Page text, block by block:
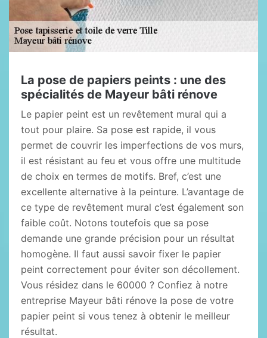
La pose de papiers peints : une des
spécialités de Mayeur bâti rénove
Le papier peint est un revêtement mural qui a
tout pour plaire. Sa pose est rapide, il vous
permet de couvrir les imperfections de vos murs,
il est résistant au feu et vous offre une multitude
de choix en termes de motifs. Bref, c’est une
excellente alternative à la peinture. L’avantage de
ce type de revêtement mural c’est également son
faible coût. Notons toutefois que sa pose
demande une grande précision pour un résultat
homogène. Il faut aussi savoir fixer le papier
peint correctement pour éviter son décollement.
Vous résidez dans le 60000 ? Confiez à notre
entreprise Mayeur bâti rénove la pose de votre
papier peint si vous tenez à obtenir le meilleur
résultat.